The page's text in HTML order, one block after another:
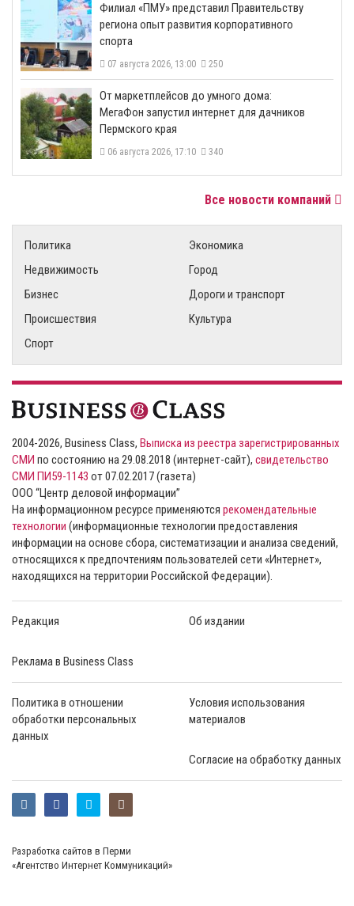
​Филиал «ПМУ» представил Правительству
региона опыт развития корпоративного
спорта
07 августа 2026, 13:00 250
От маркетплейсов до умного дома:
МегаФон запустил интернет для дачников
Пермского края
06 августа 2026, 17:10 340
Все новости компаний
Политика
Экономика
Недвижимость
Город
Бизнес
Дороги и транспорт
Происшествия
Культура
Спорт
2004-2026, Business Class, Выписка из реестра зарегистрированных
СМИ по состоянию на 29.08.2018 (интернет-сайт), свидетельство
СМИ ПИ59-1143 от 07.02.2017 (газета)
ООО “Центр деловой информации”
На информационном ресурсе применяются рекомендательные
технологии (информационные технологии предоставления
информации на основе сбора, систематизации и анализа сведений,
относящихся к предпочтениям пользователей сети «Интернет»,
находящихся на территории Российской Федерации).
Редакция Об издании
Реклама в Business Class
Политика в отношении
обработки персональных
данных
Условия использования
материалов
Согласие на обработку данных
Разработка сайтов в Перми
«Агентство Интернет Коммуникаций»